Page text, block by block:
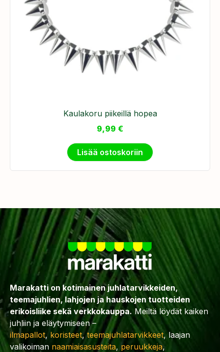
Kaulakoru piikeillä hopea
9,99 €
Lisää ostoskoriin
Marakatti on kotimainen juhlatarvikkeiden,
teemajuhlien, lahjojen ja hauskojen tuotteiden
erikoisliike sekä verkkokauppa. Meiltä löydät kaiken
juhliin ja eläytymiseen –
ilmapallot, koristeet,teemajuhlatarvikkeet, laajan
valikoiman naamiaisasusteita, peruukkeja,